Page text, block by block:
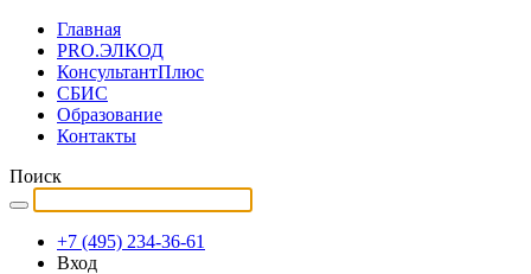
Главная
PRO.ЭЛКОД
КонсультантПлюс
СБИС
Образование
Контакты
Поиск
+7 (495) 234-36-61
Вход